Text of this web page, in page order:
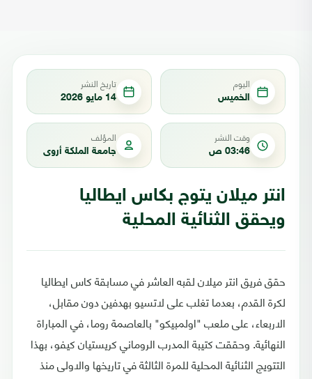
اليوم
الخميس
تاريخ النشر
14 مايو 2026
وقت النشر
03:46 ص
المؤلف
جامعة الملكة أروى
انتر ميلان يتوج بكاس ايطاليا
ويحقق الثنائية المحلية
حقق فريق انتر ميلان لقبه العاشر في مسابقة كاس ايطاليا
لكرة القدم، بعدما تغلب على لاتسيو بهدفين دون مقابل،
الاربعاء، على ملعب "اولمبيكو" بالعاصمة روما، في المباراة
النهائية. وحققت كتيبة المدرب الروماني كريستيان كيفو، بهذا
التتويج الثنائية المحلية للمرة الثالثة في تاريخها والاولى منذ